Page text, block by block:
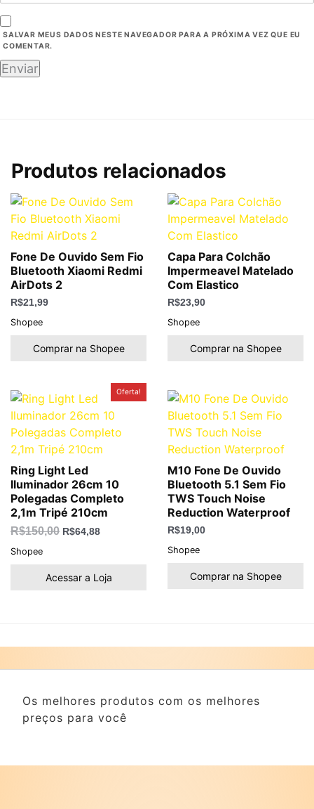
SALVAR MEUS DADOS NESTE NAVEGADOR PARA A PRÓXIMA VEZ QUE EU
COMENTAR.
Produtos relacionados
Fone De Ouvido Sem Fio
Bluetooth Xiaomi Redmi
AirDots 2
R$21,99
Shopee
Comprar na Shopee
Capa Para Colchão
Impermeavel Matelado
Com Elastico
R$23,90
Shopee
Comprar na Shopee
Oferta!
Ring Light Led
Iluminador 26cm 10
Polegadas Completo
2,1m Tripé 210cm
R$150,00
preço
original
era:
R$150,00.
R$64,88
é:
R$64,88.
Shopee
Acessar a Loja
M10 Fone De Ouvido
Bluetooth 5.1 Sem Fio
TWS Touch Noise
Reduction Waterproof
R$19,00
Shopee
Comprar na Shopee
Os melhores produtos com os melhores
preços para você